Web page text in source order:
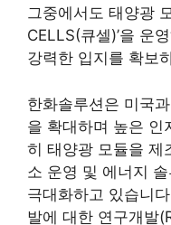
그중에서도 태양광
CELLS(큐셀)’을 운
강력한 입지를 확보
한화솔루션은 미국
을 확대하며 높은 인
히 태양광 모듈을 제
소 운영 및 에너지
극대화하고 있습니
발에 대한 연구개발